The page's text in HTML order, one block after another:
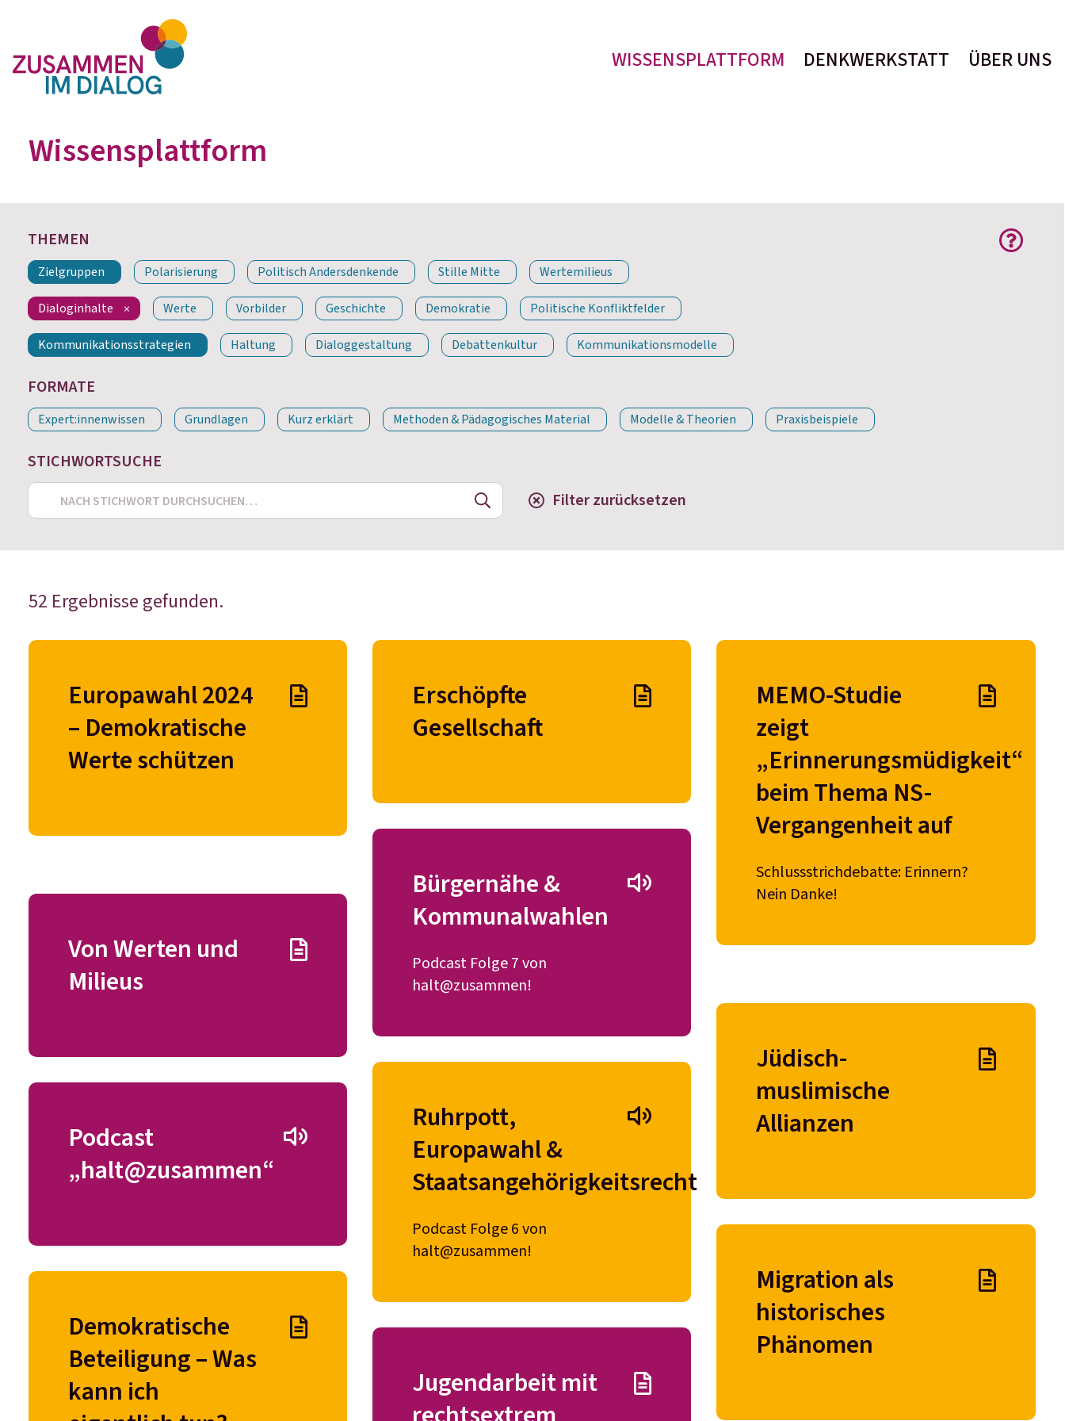
WISSENSPLATTFORM DENKWERKSTATT ÜBER UNS
inhaltlichen Beiträge finden Sie alle auf der SeiteWissensplattform
Wissensplattform
THEMEN
Zielgruppen Polarisierung Politisch Andersdenkende Stille Mitte Wertemilieus
Dialoginhalte Werte Vorbilder Geschichte Demokratie Politische Konfliktfelder
Kommunikationsstrategien Haltung Dialoggestaltung Debattenkultur Kommunikationsmodelle
FORMATE
Expert:innenwissen Grundlagen Kurz erklärt Methoden & Pädagogisches Material Modelle & Theorien Praxisbeispiele
STICHWORTSUCHE
Search
Filter zurücksetzen
52 Ergebnisse gefunden.
Europawahl 2024
– Demokratische
Werte schützen
Erschöpfte
Gesellschaft
MEMO-Studie
zeigt
„Erinnerungsmüdigkeit“
beim Thema NS-
Vergangenheit auf
Schlussstrichdebatte: Erinnern?
Nein Danke!
Bürgernähe &
Kommunalwahlen
Podcast Folge 7 von
halt@zusammen!
Von Werten und
Milieus
Jüdisch-
muslimische
Allianzen
Ruhrpott,
Europawahl &
Staatsangehörigkeitsrecht
Podcast Folge 6 von
halt@zusammen!
Podcast
„halt@zusammen“
Migration als
historisches
Phänomen
Demokratische
Beteiligung – Was
kann ich
Jugendarbeit mit